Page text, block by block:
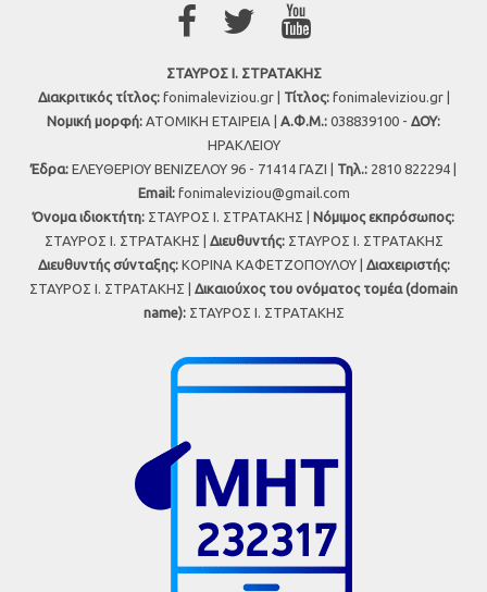
ΣΤΑΥΡΟΣ Ι. ΣΤΡΑΤΑΚΗΣ
Διακριτικός τίτλος:fonimaleviziou.gr | Τίτλος:fonimaleviziou.gr |
Νομική μορφή: ΑΤΟΜΙΚΗ ΕΤΑΙΡΕΙΑ | Α.Φ.Μ.: 038839100 - ΔΟΥ:
ΗΡΑΚΛΕΙΟΥ
Έδρα: ΕΛΕΥΘΕΡΙΟΥ ΒΕΝΙΖΕΛΟΥ 96 - 71414 ΓΑΖΙ | Τηλ.: 2810 822294 |
Εmail: fonimaleviziou@gmail.com
Όνομα ιδιοκτήτη: ΣΤΑΥΡΟΣ Ι. ΣΤΡΑΤΑΚΗΣ | Νόμιμος εκπρόσωπος:
ΣΤΑΥΡΟΣ Ι. ΣΤΡΑΤΑΚΗΣ | Διευθυντής:ΣΤΑΥΡΟΣ Ι. ΣΤΡΑΤΑΚΗΣ
Διευθυντής σύνταξης:ΚΟΡΙΝΑ ΚΑΦΕΤΖΟΠΟΥΛΟΥ | Διαχειριστής:
ΣΤΑΥΡΟΣ Ι. ΣΤΡΑΤΑΚΗΣ | Δικαιούχος του ονόματος τομέα (domain
name):ΣΤΑΥΡΟΣ Ι. ΣΤΡΑΤΑΚΗΣ